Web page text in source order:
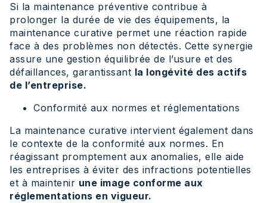
Si la maintenance préventive contribue à
prolonger la durée de vie des équipements, la
maintenance curative permet une réaction rapide
face à des problèmes non détectés. Cette synergie
assure une gestion équilibrée de l’usure et des
défaillances, garantissant la longévité des actifs
de l’entreprise.
Conformité aux normes et réglementations
La maintenance curative intervient également dans
le contexte de la conformité aux normes. En
réagissant promptement aux anomalies, elle aide
les entreprises à éviter des infractions potentielles
et à maintenir une image conforme aux
réglementations en vigueur.